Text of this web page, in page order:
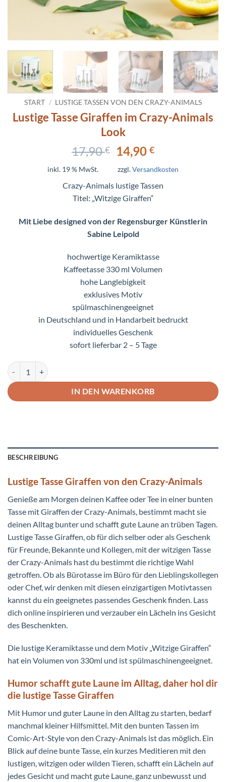
START / LUSTIGE TASSEN VON DEN CRAZY-ANIMALS
Lustige Tasse Giraffen im Crazy-Animals
Look
17,90€
Ursprünglicher
Preis
war:
17,90 €
14,90€Aktueller
ist:
14,90 €.
inkl. 19 % MwSt. zzgl.Versandkosten
Crazy-Animals lustige Tassen
Titel: „Witzige Giraffen“
Mit Liebe designed von der Regensburger Künstlerin
Sabine Leipold
hochwertige Keramiktasse
Kaffeetasse 330 ml Volumen
hohe Langlebigkeit
exklusives Motiv
spülmaschinengeeignet
in Deutschland und in Handarbeit bedruckt
individuelles Geschenk
sofort lieferbar 2 – 5 Tage
Lustige Tasse Giraffen im Crazy-Animals Look Menge
IN DEN WARENKORB
BESCHREIBUNG
Lustige Tasse Giraffen von den Crazy-Animals
Genieße am Morgen deinen Kaffee oder Tee in einer bunten
Tasse mit Giraffen der Crazy-Animals, bestimmt macht sie
deinen Alltag bunter und schafft gute Laune an trüben Tagen.
Lustige Tasse Giraffen, ob für dich selber oder als Geschenk
für Freunde, Bekannte und Kollegen, mit der witzigen Tasse
der Crazy-Animals hast du bestimmt die richtige Wahl
getroffen. Ob als Bürotasse im Büro für den Lieblingskollegen
oder Chef, wir denken mit diesen einzigartigen Motivtassen
kannst du ein geeignetes passendes Geschenk finden. Lass
dich online inspirieren und verzauber ein Lächeln ins Gesicht
des Beschenkten.
Die lustige Keramiktasse und dem Motiv „Witzige Giraffen“
hat ein Volumen von 330ml und ist spülmaschinengeeignet.
Humor schafft gute Laune im Alltag, daher hol dir
die lustige Tasse Giraffen
Mit Humor und guter Laune in den Alltag zu starten, bedarf
manchmal kleiner Hilfsmittel. Mit den bunten Tassen im
Comic-Art-Style von den Crazy-Animals ist das möglich. Ein
Blick auf deine bunte Tasse, ein kurzes Meditieren mit den
lustigen, witzigen oder wilden Tieren, schafft ein Lächeln auf
jedes Gesicht und macht gute Laune, ganz unbewusst und